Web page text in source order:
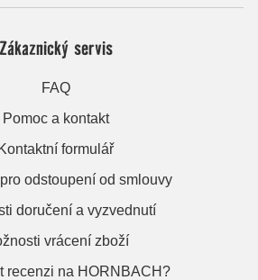
Zákaznický servis
FAQ
Pomoc a kontakt
Kontaktní formulář
odstoupení od smlouvy
doručení a vyzvednutí
vrácení zboží
recenzi na HORNBACH?